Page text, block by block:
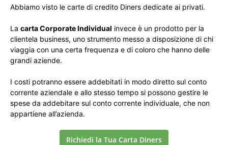
Abbiamo visto le carte di credito Diners dedicate ai privati.
La carta Corporate Individual invece è un prodotto per la
clientela business, uno strumento messo a disposizione di chi
viaggia con una certa frequenza e di coloro che hanno delle
grandi aziende.
I costi potranno essere addebitati in modo diretto sul conto
corrente aziendale e allo stesso tempo si possono gestire le
spese da addebitare sul conto corrente individuale, che non
appartiene all’azienda.
Richiedi la Tua Carta Diners